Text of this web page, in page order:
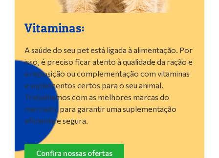
Vitaminas:
A saúde do seu pet está ligada à alimentação. Por
isso, é preciso ficar atento à qualidade da ração e
a reposição ou complementação com vitaminas
e suplementos certos para o seu animal.
Trabalhamos com as melhores marcas do
mercado, para garantir uma suplementação
eficiente e segura.
Confira nossas ofertas